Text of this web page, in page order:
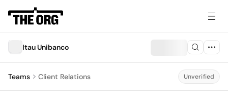
Itau Unibanco
Teams Client Relations Unverified